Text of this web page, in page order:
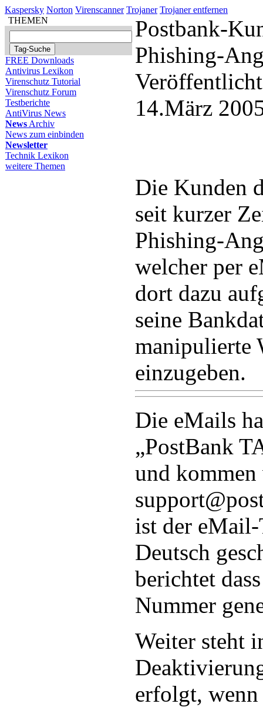
Kaspersky Norton Virenscanner Trojaner Trojaner entfernen
THEMEN
FREE Downloads
Antivirus Lexikon
Virenschutz Tutorial
Virenschutz Forum
Testberichte
AntiVirus News
News Archiv
News zum einbinden
Newsletter
Technik Lexikon
weitere Themen
Postbank-
Phishing-
14.März
Die Kunden
seit kurzer
Phishing-
welcher per
dort dazu
seine
manipulierte
einzugeben.
Die eMails
„PostBank
und
ist der
Deutsch
berichtet
Nummer
Weiter steht
erfolgt,